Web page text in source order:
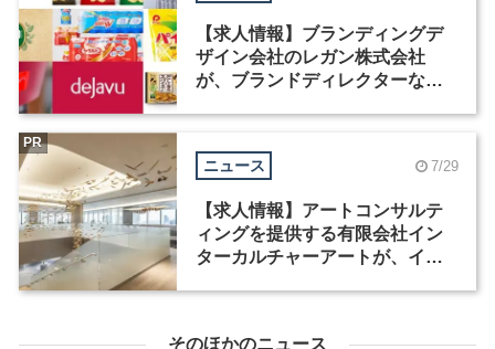
【求人情報】ブランディングデ
ザイン会社のレガン株式会社
が、ブランドディレクターなど3
ニュース 7/29
【求人情報】アートコンサルテ
ィングを提供する有限会社イン
ターカルチャーアートが、イン
PR
そのほかのニュース